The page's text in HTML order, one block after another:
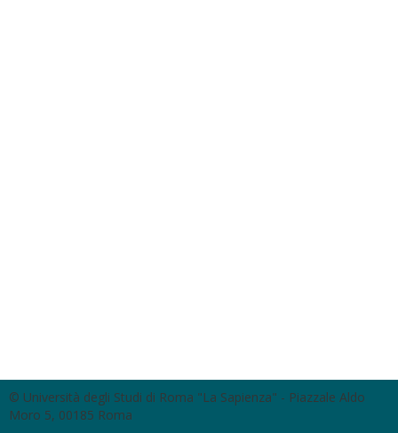
© Università degli Studi di Roma "La Sapienza" - Piazzale Aldo
Moro 5, 00185 Roma